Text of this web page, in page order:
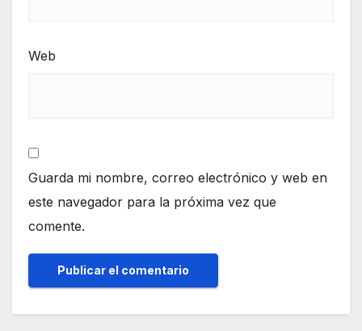
Web
Guarda mi nombre, correo electrónico y web en
este navegador para la próxima vez que
comente.